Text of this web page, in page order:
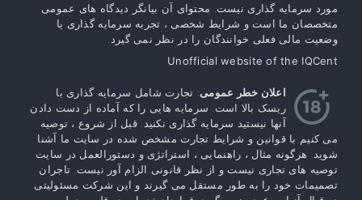
مورد سرمایه گذاری نیست. محتوای آن بیانگر دیدگاه های عمومی
متخصصان ما است و شرایط شخصی ، تجربه سرمایه گذاری یا
وضعیت مالی فعلی خوانندگان را در نظر نمی گیرد.
Unofficial website of the IQCent
اعلان خطر عمومی: تجارت شامل سرمایه گذاری با
ریسک بالا است. سرمایه هایی را که آماده از دست دادن
آنها نیستید سرمایه گذاری نکنید. قبل از شروع ، توصیه
می کنیم با قوانین و شرایط تجارت مشخص شده در سایت ما آشنا
شوید. هرگونه مثال ، راهنمایی ، استراتژی و دستورالعمل در سایت
توصیه های تجاری نیست و از نظر قانونی الزام آور نیست. تاجران
تصمیمات خود را به طور مستقل می گیرند و این شرکت مسئولیتی